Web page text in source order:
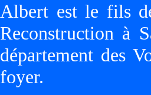
Albert est le fils
Reconstruction à
département des
foyer.